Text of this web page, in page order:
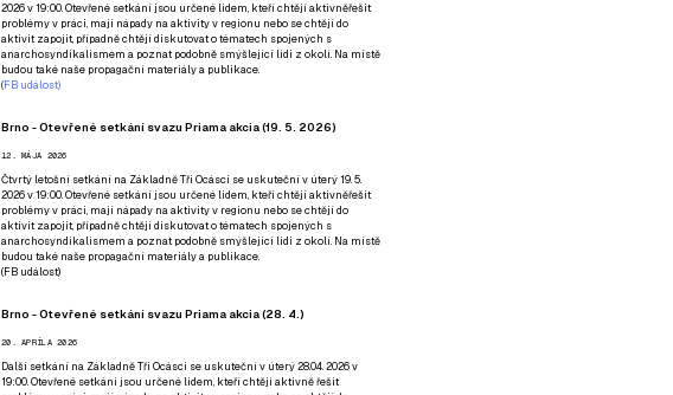
2026 v 19:00. Otevřené setkání jsou určené lidem, kteří chtějí aktivněřešit
problémy v práci, mají nápady na aktivity v regionu nebo se chtějí do
aktivit zapojit, případně chtějí diskutovat o tématech spojených s
anarchosyndikalismem a poznat podobně smýšlející lidi z okolí. Na místě
budou také naše propagační materiály a publikace.
(FB událost)
Brno - Otevřené setkání svazu Priama akcia (19. 5. 2026)
12. MÁJA 2026
Čtvrtý letošní setkání na Základně Tři Ocásci se uskuteční v úterý 19. 5.
2026 v 19:00. Otevřené setkání jsou určené lidem, kteří chtějí aktivněřešit
problémy v práci, mají nápady na aktivity v regionu nebo se chtějí do
aktivit zapojit, případně chtějí diskutovat o tématech spojených s
anarchosyndikalismem a poznat podobně smýšlející lidi z okolí. Na místě
budou také naše propagační materiály a publikace.
(FB událost)
Brno - Otevřené setkání svazu Priama akcia (28. 4.)
20. APRÍLA 2026
Další setkání na Základně Tři Ocásci se uskuteční v úterý 28.04. 2026 v
19:00. Otevřené setkání jsou určené lidem, kteří chtějí aktivně řešit